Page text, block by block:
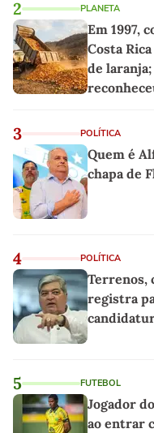
2 PLANETA
Em 1997,
Costa
de
3 POLÍTICA
Quem é
chapa de
4 POLÍTICA
Terrenos,
registra
5 FUTEBOL
Jogador
ao entrar